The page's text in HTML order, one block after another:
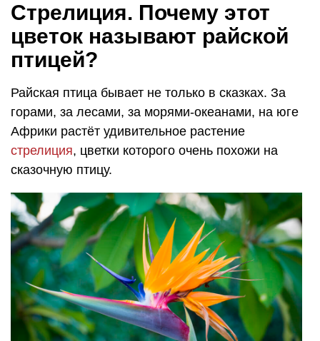
Стрелиция. Почему этот
цветок называют райской
птицей?
Райская птица бывает не только в сказках. За
горами, за лесами, за морями-океанами, на юге
Африки растёт удивительное растение
стрелиция, цветки которого очень похожи на
сказочную птицу.